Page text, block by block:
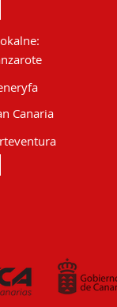
Canaria